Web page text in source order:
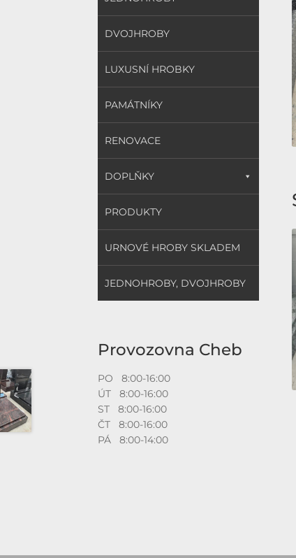
DVOJHROBY
LUXUSNÍ HROBKY
PAMÁTNÍKY
RENOVACE
DOPLŇKY
PRODUKTY
URNOVÉ HROBY SKLADEM
JEDNOHROBY, DVOJHROBY
Provozovna Cheb
PO 8:00-16:00
ÚT 8:00-16:00
ST 8:00-16:00
ČT 8:00-16:00
PÁ 8:00-14:00